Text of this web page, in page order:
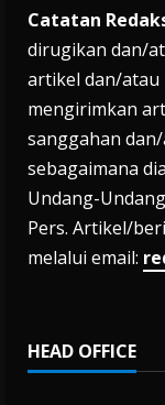
Catatan
dirugikan dan/
artikel dan/atau
mengirimkan
sanggahan
sebagaimana
Undang-
Pers. Artikel/
melalui email:
HEAD OFFICE